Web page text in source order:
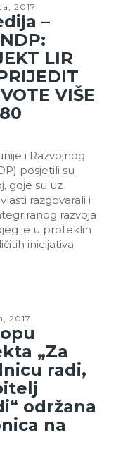
2017
–
LIR
VIŠE
i Razvojnog
posjetili su
gdje su uz
razgovarali i
razvoja
je u proteklih
inicijativa
2017
„Za
radi,
održana
na